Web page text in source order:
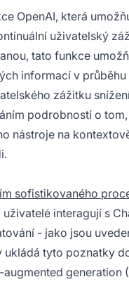
OpenAI, která
uživatelský
tato funkce
informací v
zážitku
podrobností o
nástroje na
sofistikovaného
interagují s
- jako jsou
tyto poznatky
generation